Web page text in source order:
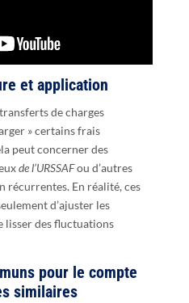
et application
de charges
» certains frais
peut concerner des
de l’URSSAFou d’autres
récurrentes. En réalité, ces
d’ajuster les
lisser des fluctuations
pour le compte
similaires